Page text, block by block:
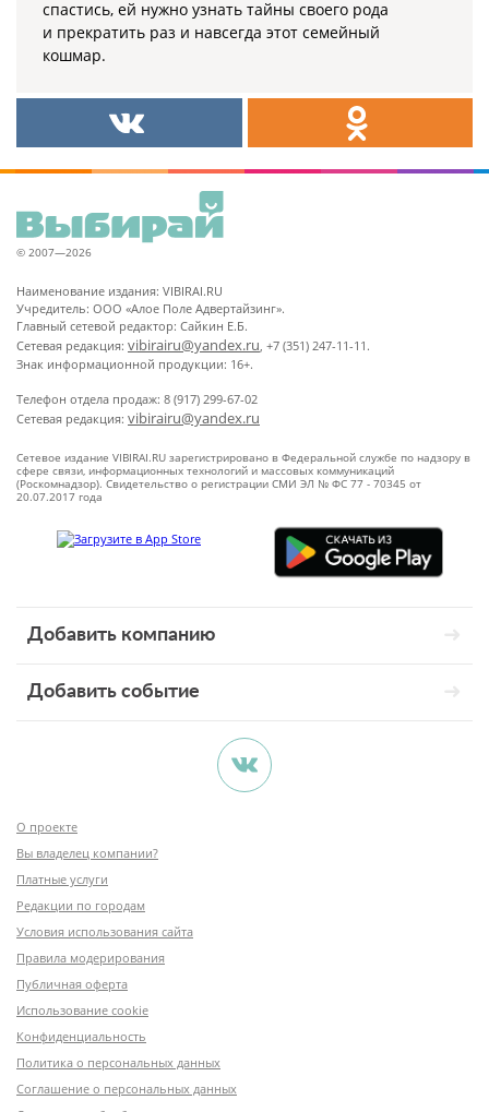
спастись, ей нужно узнать тайны своего рода
и прекратить раз и навсегда этот семейный
кошмар.
© 2007—2026
Наименование издания: VIBIRAI.RU
Учредитель: ООО «Алое Поле Адвертайзинг».
Главный сетевой редактор: Сайкин Е.Б.
Сетевая редакция: vibirairu@yandex.ru, +7 (351) 247-11-11.
Знак информационной продукции: 16+.
Телефон отдела продаж: 8 (917) 299-67-02
Сетевая редакция: vibirairu@yandex.ru
Сетевое издание VIBIRAI.RU зарегистрировано в Федеральной службе по надзору в
сфере связи, информационных технологий и массовых коммуникаций
(Роскомнадзор). Свидетельство о регистрации СМИ ЭЛ № ФС 77 - 70345 от
20.07.2017 года
Добавить компанию
Добавить событие
О проекте
Вы владелец компании?
Платные услуги
Редакции по городам
Условия использования сайта
Правила модерирования
Публичная оферта
Использование cookie
Конфиденциальность
Политика о персональных данных
Соглашение о персональных данных